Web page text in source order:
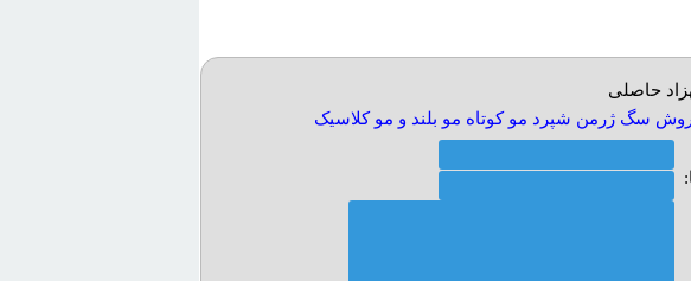
حاصلی
سگ ژرمن شپرد مو کوتاه مو بلند و مو کلاسيک